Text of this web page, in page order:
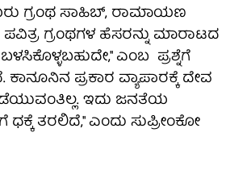
ಗ್ರಂಥ ಸಾಹಿಬ್, ರಾಮಾಯಣ
ಗ್ರಂಥಗಳ ಹೆಸರನ್ನು ಮಾರಾಟದ
ಎಂಬ ಪ್ರಶ್ನೆಗೆ
ಕಾನೂನಿನ ಪ್ರಕಾರ ವ್ಯಾಪಾರಕ್ಕೆ ದೇವ
ಇದು ಜನತೆಯ
ತರಲಿದೆ,'' ಎಂದು ಸುಪ್ರೀಂಕೋ